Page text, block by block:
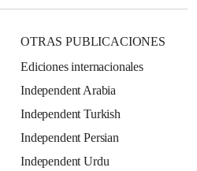
OTRAS PUBLICACIONES
Ediciones internacionales
Independent Arabia
Independent Turkish
Independent Persian
Independent Urdu